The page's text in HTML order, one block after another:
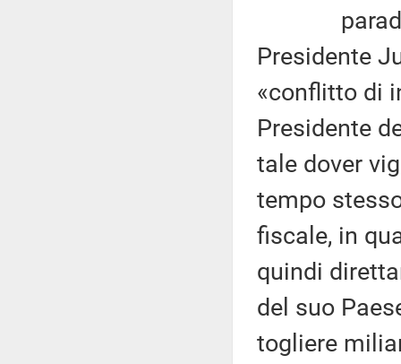
Presidente
«conflitto di
Presidente
tale dover
tempo
fiscale, in
quindi
del suo
togliere